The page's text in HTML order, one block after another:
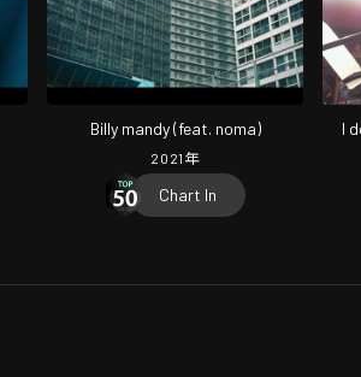
Billy mandy (feat. noma)
2021 年
Chart In
I